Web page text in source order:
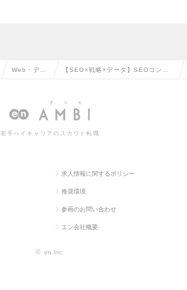
Web・デジ
ティングの
【SEO×戦略×データ】SEOコンサ
ログデータ活用◢ リモート可◎の求
若手ハイキャリアのスカウト転職
求人情報に関するポリシー
推奨環境
参画のお問い合わせ
エン会社概要
© en Inc.